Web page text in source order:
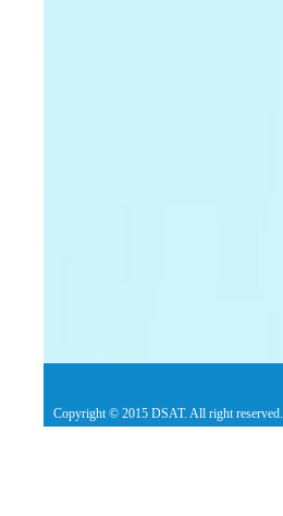
Copyright © 2015 DSAT. All right reserved.